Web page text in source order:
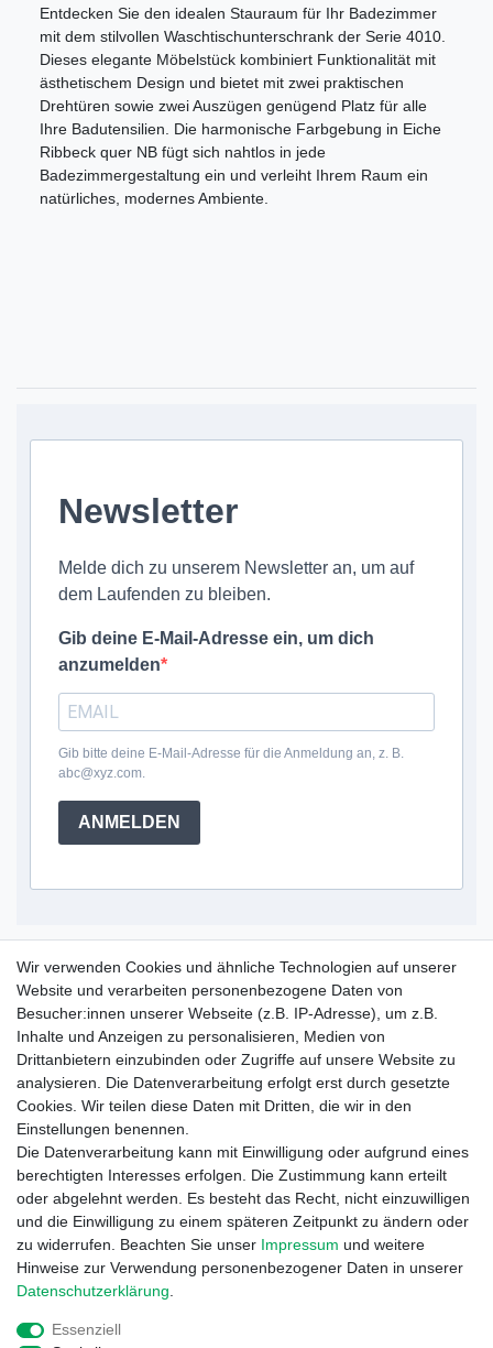
Entdecken Sie den idealen Stauraum für Ihr Badezimmer
mit dem stilvollen Waschtischunterschrank der Serie 4010.
Dieses elegante Möbelstück kombiniert Funktionalität mit
ästhetischem Design und bietet mit zwei praktischen
Drehtüren sowie zwei Auszügen genügend Platz für alle
Ihre Badutensilien. Die harmonische Farbgebung in Eiche
Ribbeck quer NB fügt sich nahtlos in jede
Badezimmergestaltung ein und verleiht Ihrem Raum ein
natürliches, modernes Ambiente.
Newsletter
Melde dich zu unserem Newsletter an, um auf
dem Laufenden zu bleiben.
Gib deine E-Mail-Adresse ein, um dich
anzumelden
Gib bitte deine E-Mail-Adresse für die Anmeldung an, z. B.
abc@xyz.com.
ANMELDEN
Service Hotline
+49 (0) 52 50 / 99 290 30
Montag - Freitag, 09:00 - 15:30
Informationen
Zahlung und Versand
Garantieerklärung
Info Reklamationen
Batteriegesetz
Vertrag widerrufen
Wir verwenden Cookies und ähnliche Technologien auf unserer
Website und verarbeiten personenbezogene Daten von
Besucher:innen unserer Webseite (z.B. IP-Adresse), um z.B.
Inhalte und Anzeigen zu personalisieren, Medien von
Drittanbietern einzubinden oder Zugriffe auf unsere Website zu
analysieren. Die Datenverarbeitung erfolgt erst durch gesetzte
Cookies. Wir teilen diese Daten mit Dritten, die wir in den
Einstellungen benennen.
Die Datenverarbeitung kann mit Einwilligung oder aufgrund eines
berechtigten Interesses erfolgen. Die Zustimmung kann erteilt
oder abgelehnt werden. Es besteht das Recht, nicht einzuwilligen
und die Einwilligung zu einem späteren Zeitpunkt zu ändern oder
zu widerrufen. Beachten Sie unser Impressum und weitere
Hinweise zur Verwendung personenbezogener Daten in unserer
Daten­schutz­erklärung
Essenziell